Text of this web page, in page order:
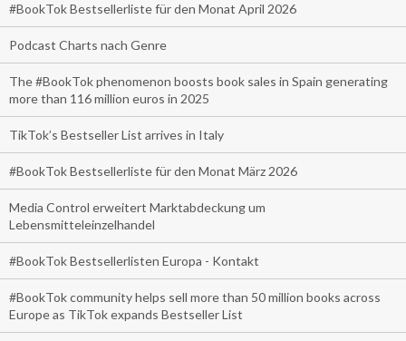
#BookTok Bestsellerliste für den Monat April 2026
Podcast Charts nach Genre
The #BookTok phenomenon boosts book sales in Spain generating
more than 116 million euros in 2025
TikTok’s Bestseller List arrives in Italy
#BookTok Bestsellerliste für den Monat März 2026
Media Control erweitert Marktabdeckung um
Lebensmitteleinzelhandel
#BookTok Bestsellerlisten Europa - Kontakt
#BookTok community helps sell more than 50 million books across
Europe as TikTok expands Bestseller List